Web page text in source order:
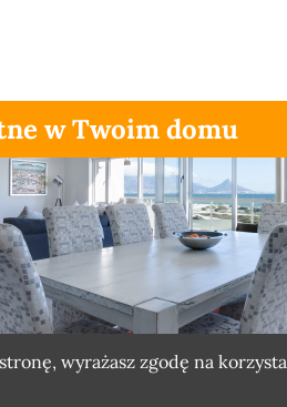
w Twoim domu
wyrażasz zgodę na